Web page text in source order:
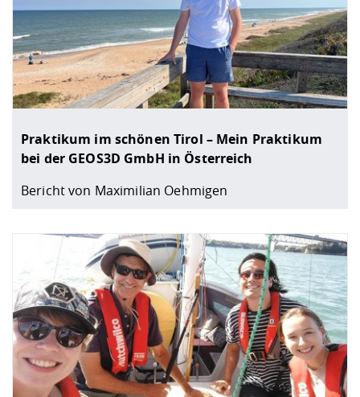
Praktikum im schönen Tirol – Mein Praktikum
bei der GEOS3D GmbH in Österreich
Bericht von Maximilian Oehmigen